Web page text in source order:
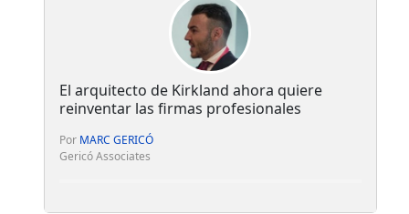
El arquitecto de Kirkland ahora quiere
reinventar las firmas profesionales
Por MARC GERICÓ
Gericó Associates